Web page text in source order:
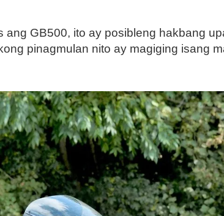
GB500, ito ay posibleng hakbang
pinagmulan nito ay magiging isang